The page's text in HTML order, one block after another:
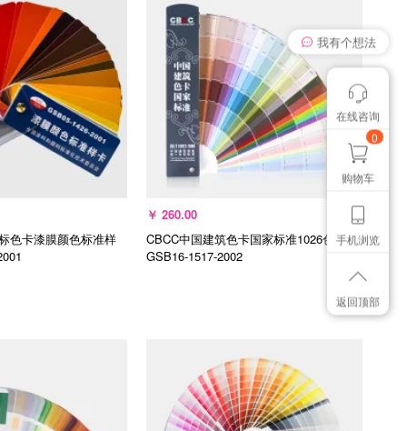
色卡漆膜颜色标准样
￥ 260.00
CBCC中国建筑色卡国家标准1026色
GSB16-1517-2002
加入购物车
我有个想法
想找个色卡
颜色管控讨论
在线咨询
0
购物车
手机浏览
返回顶部